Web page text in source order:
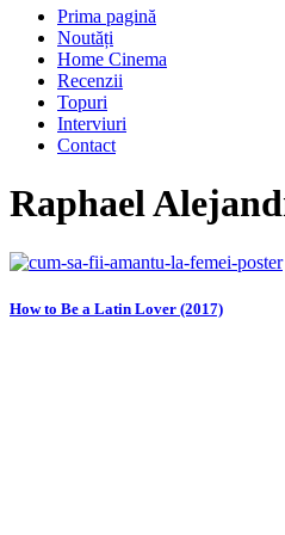
Prima pagină
Noutăți
Home Cinema
Recenzii
Topuri
Interviuri
Contact
Raphael
How to Be a Latin Lover (2017)